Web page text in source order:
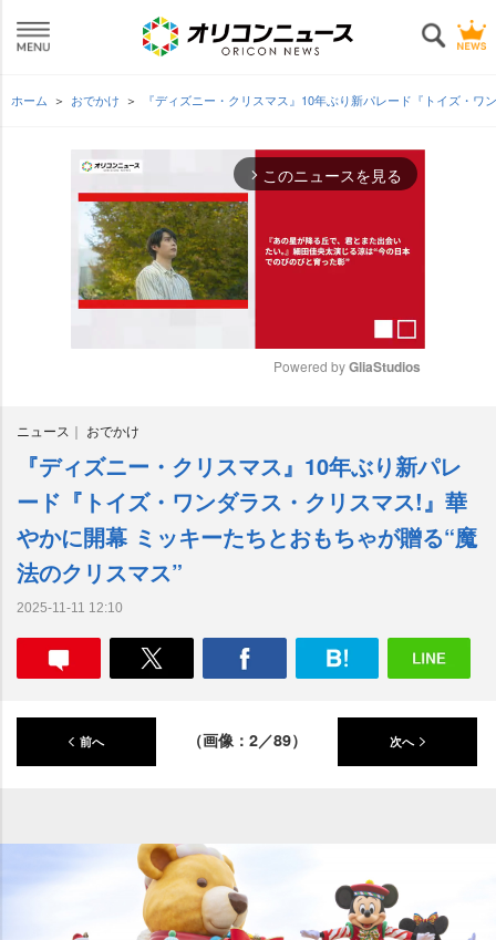
ホーム おでかけ 『ディズニー・クリスマス』10年ぶり新パレード『トイズ・
arrow_forward_ios このニュースを見る
e
Powered by GliaStudios
ニュース おでかけ
『ディズニー・クリスマス』10年ぶり新パレ
ード『トイズ・ワンダラス・クリスマス!』華
かに開幕 ミッキーたちとおもちゃが贈る“魔
法のクリスマス”
2025-11-11 12:10
前へ （画像：2／89） 次へ